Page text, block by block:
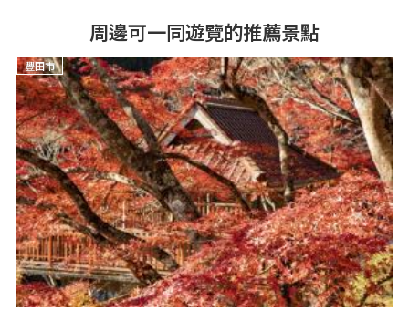
周邊可一同遊覽的推薦景點
豐田市